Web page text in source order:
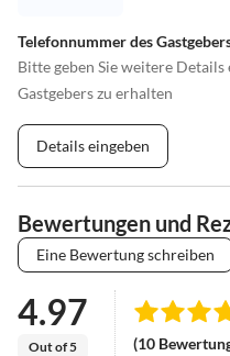
Telefonnummer des
Bitte geben Sie weitere
Gastgebers zu erhalten
Details eingeben
Bewertungen und
Eine Bewertung schreiben
4.97
Out of 5 (10